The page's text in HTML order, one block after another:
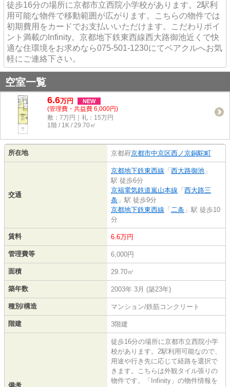
徒歩16分の場所に京都市立西院小学校があります。2駅利
用可能な物件で移動範囲が広がります。こちらの物件では
初期費用をカードでお支払いいただけます。こだわりポイ
ント満載のInfinity。京都地下鉄東西線西大路御池近くで快
適な住環境をお求めなら075-501-1230にてベアクルへお気
軽にご連絡下さい。
空室一覧
6.6万円 NEW
(管理費・共益費 6,000円)
敷：7万円｜礼：15万円
1階 / 1K / 29.70㎡
所在地 京都府京都市中京区西ノ京銅駝町
交通
京都地下鉄東西線 「 西大路御池 」
駅 徒歩6分
京福電気鉄道嵐山本線 「 西大路三
条 」駅 徒歩9分
京都地下鉄東西線 「 二条 」駅 徒歩10
分
賃料 6.6万円
管理費等 6,000円
面積 29.70㎡
築年数 2003年 3月 (築23年)
種別/構造 マンション/鉄筋コンクリート
階建 3階建
備考
徒歩16分の場所に京都市立西院小学
校があります。2駅利用可能なので、
用途や行き先に応じて経路を選択で
きます。こちらは外観タイル張りの
物件です。「Infinity」の物件情報を